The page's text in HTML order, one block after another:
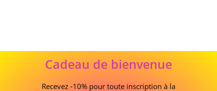
deCadeau de bienvenue
Recevez -10% pour toute inscription à la